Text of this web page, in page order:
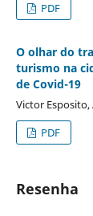
PDF
O olhar do
turismo na
de Covid-19
Victor Esposito,
PDF
Resenha